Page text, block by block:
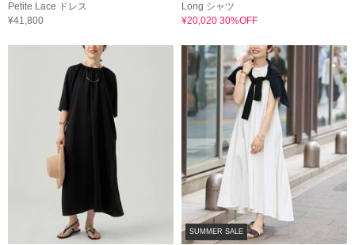
Petite Lace ドレス
¥41,800
Long シャツ
¥20,020 30%OFF
SUMMER SALE